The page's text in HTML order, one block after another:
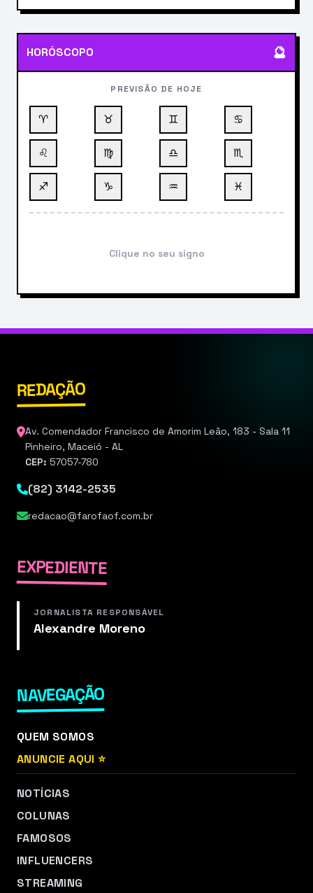
HORÓSCOPO 🔮
PREVISÃO DE HOJE
♈ ♉ ♊ ♋
♌ ♍ ♎ ♏
♐ ♑ ♒ ♓
Clique no seu signo
REDAÇÃO
Av. Comendador Francisco de Amorim Leão, 183 - Sala 11
Pinheiro, Maceió - AL
CEP: 57057-780
(82) 3142-2535
redacao@farofaof.com.br
EXPEDIENTE
JORNALISTA RESPONSÁVEL
Alexandre Moreno
NAVEGAÇÃO
QUEM SOMOS
ANUNCIE AQUI ⭐
NOTÍCIAS
COLUNAS
FAMOSOS
INFLUENCERS
STREAMING